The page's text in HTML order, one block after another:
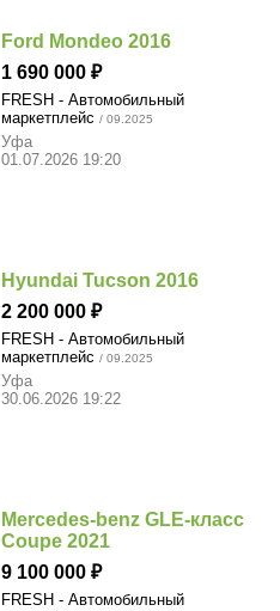
Ford Mondeo 2016
1 690 000
FRESH - Автомобильный
маркетплейс / 09.2025
Уфа
01.07.2026 19:20
Hyundai Tucson 2016
2 200 000
FRESH - Автомобильный
маркетплейс / 09.2025
Уфа
30.06.2026 19:22
Mercedes-benz GLE-класс
Coupe 2021
9 100 000
FRESH - Автомобильный